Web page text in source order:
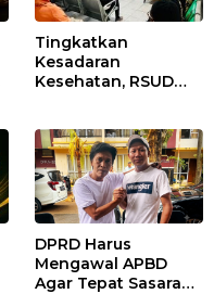
Tingkatkan
Kesadaran
Kesehatan, RSUD
Diabetes Melitus
pada Lansia
DPRD Harus
Mengawal APBD
Agar Tepat Sasaran